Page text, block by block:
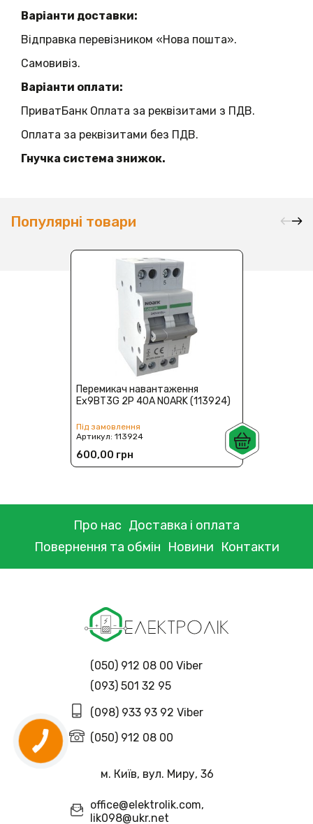
Варіанти доставки:
Відправка перевізником «Нова пошта».
Самовивіз.
Варіанти оплати:
ПриватБанк Оплата за реквізитами з ПДВ.
Оплата за реквізитами без ПДВ.
Гнучка система знижок.
Популярні товари
Перемикач навантаження
Ex9BT3G 2Р 40A NOARK (113924)
Під замовлення
Артикул:113924
600,00 грн
Про нас Доставка і оплата
Повернення та обмін Новини Контакти
(050) 912 08 00 Viber
(093) 501 32 95
(098) 933 93 92 Viber
(050) 912 08 00
м. Київ, вул. Миру, 36
office@elektrolik.com,
lik098@ukr.net